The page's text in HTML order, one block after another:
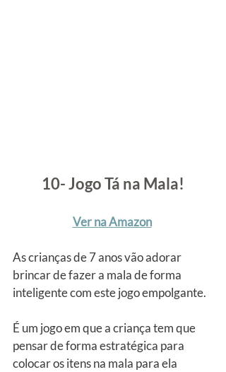
10- Jogo Tá na Mala!
Ver na Amazon
As crianças de 7 anos vão adorar
brincar de fazer a mala de forma
inteligente com este jogo empolgante.
É um jogo em que a criança tem que
pensar de forma estratégica para
colocar os itens na mala para ela